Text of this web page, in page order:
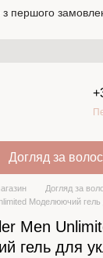
з першого
Догляд за
Догляд за
Моделюючий гель
Men
гель для